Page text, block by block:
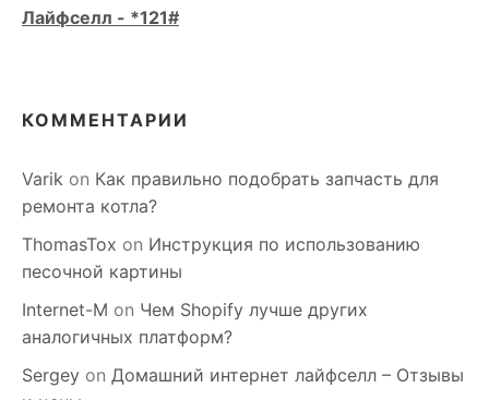
Лайфселл - *121#
КОММЕНТАРИИ
Varik on Как правильно подобрать запчасть для
ремонта котла?
ThomasTox on Инструкция по использованию
песочной картины
Internet-M on Чем Shopify лучше других
аналогичных платформ?
Sergey on Домашний интернет лайфселл – Отзывы